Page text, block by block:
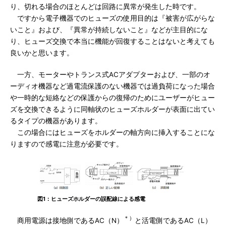
り、切れる場合のほとんどは回路に異常が発生した時です。
ですから電子機器でのヒューズの使用目的は『被害が広がらな
いこと』および、『異常が持続しないこと』などが主目的にな
り、ヒューズ交換で本当に機能が回復することはないと考えても
良いかと思います。
一方、モーターやトランス式ACアダプターおよび、一部のオ
ーディオ機器など過電流保護のない機器では過負荷になった場合
や一時的な短絡などの保護からの復帰のためにユーザーがヒュー
ズを交換できるように同軸状のヒューズホルダーが表面に出てい
るタイプの機器があります。
この場合にはヒューズをホルダーの軸方向に挿入することにな
りますので感電に注意が必要です。
図1：ヒューズホルダーの誤配線による感電
商用電源は接地側であるAC（N） ＊）
と活電側であるAC（L）